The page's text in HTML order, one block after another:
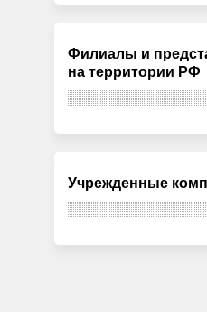
Филиалы и
на территории РФ
Учрежденные